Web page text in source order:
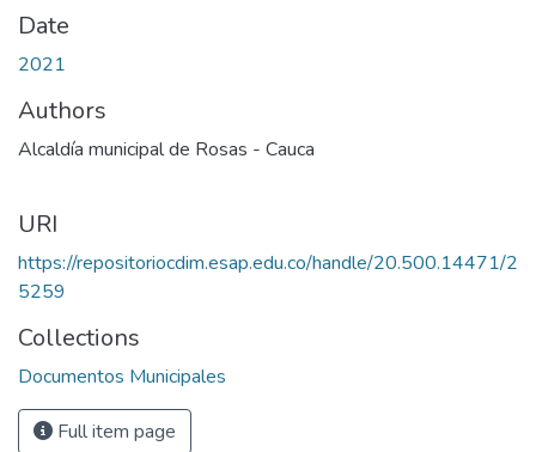
Date
2021
Authors
Alcaldía municipal de Rosas - Cauca
URI
https://repositoriocdim.esap.edu.co/handle/20.500.14471/2
5259
Collections
Documentos Municipales
Full item page